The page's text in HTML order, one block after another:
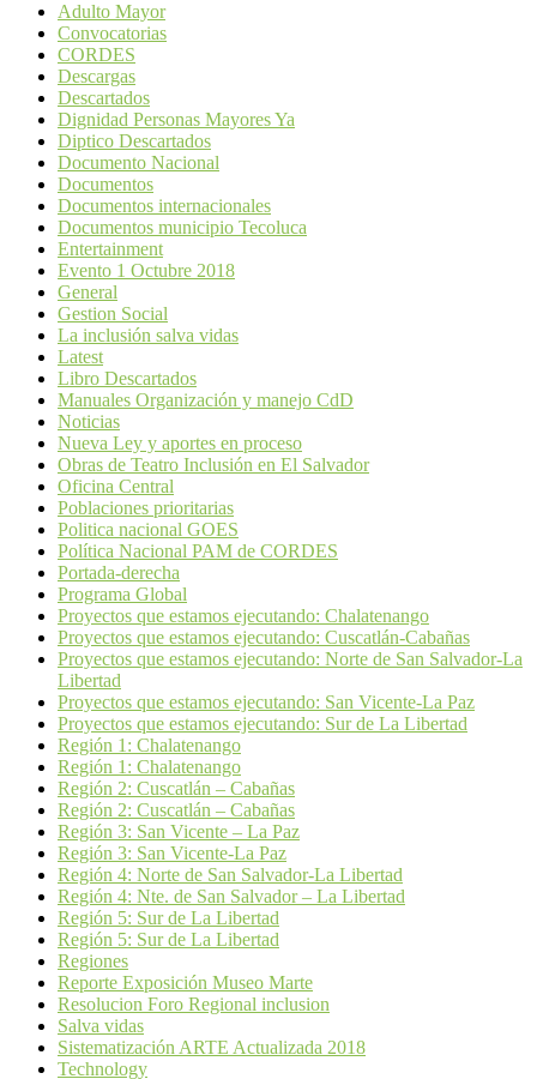
Adulto Mayor
Convocatorias
CORDES
Descargas
Descartados
Dignidad Personas Mayores Ya
Diptico Descartados
Documento Nacional
Documentos
Documentos internacionales
Documentos municipio Tecoluca
Entertainment
Evento 1 Octubre 2018
General
Gestion Social
La inclusión salva vidas
Latest
Libro Descartados
Manuales Organización y manejo CdD
Noticias
Nueva Ley y aportes en proceso
Obras de Teatro Inclusión en El Salvador
Oficina Central
Poblaciones prioritarias
Politica nacional GOES
Política Nacional PAM de CORDES
Portada-derecha
Programa Global
Proyectos que estamos ejecutando: Chalatenango
Proyectos que estamos ejecutando: Cuscatlán-Cabañas
Proyectos que estamos ejecutando: Norte de San Salvador-La
Libertad
Proyectos que estamos ejecutando: San Vicente-La Paz
Proyectos que estamos ejecutando: Sur de La Libertad
Región 1: Chalatenango
Región 1: Chalatenango
Región 2: Cuscatlán – Cabañas
Región 2: Cuscatlán – Cabañas
Región 3: San Vicente – La Paz
Región 3: San Vicente-La Paz
Región 4: Norte de San Salvador-La Libertad
Región 4: Nte. de San Salvador – La Libertad
Región 5: Sur de La Libertad
Región 5: Sur de La Libertad
Regiones
Reporte Exposición Museo Marte
Resolucion Foro Regional inclusion
Salva vidas
Sistematización ARTE Actualizada 2018
Technology